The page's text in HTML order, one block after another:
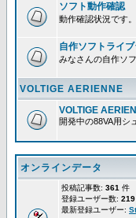
ソフト動作確認
動作確認状況です
自作ソフトライブ
みなさんの自作ソ
VOLTIGE AERIENNE
VOLTIGE
開発中の88VA用シ
オンラインデータ
投稿記事数: 361 件
登録ユーザー数: 219
最新登録ユーザー: